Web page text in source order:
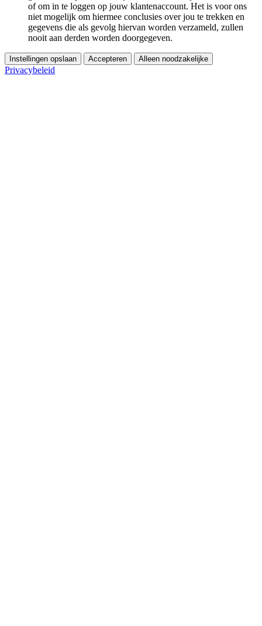
of om in te loggen op jouw klantenaccount. Het is voor ons
niet mogelijk om hiermee conclusies over jou te trekken en
gegevens die als gevolg hiervan worden verzameld, zullen
nooit aan derden worden doorgegeven.
Instellingen opslaan Accepteren Alleen noodzakelijke
Privacybeleid